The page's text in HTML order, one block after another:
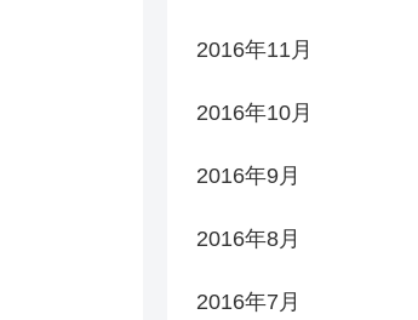
2016年11月
2016年10月
2016年9月
2016年8月
2016年7月